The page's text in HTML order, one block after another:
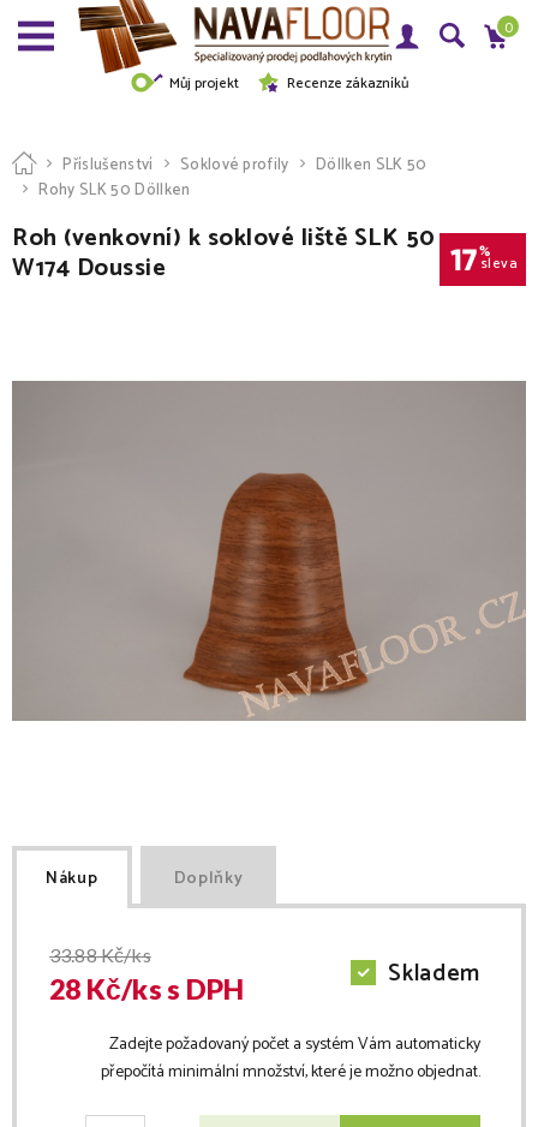
Můj projekt Recenze zákazníků
0
Příslušenství Soklové profily
Döllken SLK 50
Rohy SLK 50 Döllken
Roh (venkovní) k soklové liště SLK 50
W174 Doussie 17%
sleva
Nákup Doplňky
33.88Kč/ks
28 Kč/kss DPH Skladem
Zadejte požadovaný počet a systém Vám automaticky
přepočítá minimální množství, které je možno objednat.